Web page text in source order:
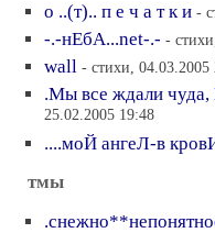
о ..(т).. п е ч а т к и -
-.-нЕбА...net-.- -
wall - стихи, 04.03.2005
.Мы все ждали чуда,
25.02.2005 19:48
....моЙ ангеЛ-в
тмы